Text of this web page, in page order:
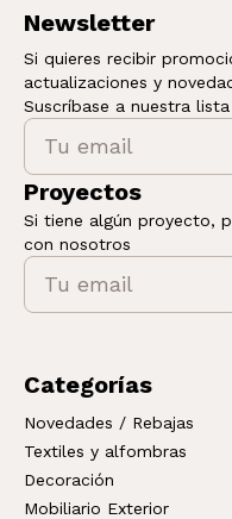
Newsletter
Si quieres recibir
actualizaciones y
Suscríbase a nuestra
Proyectos
Si tiene algún proyecto,
con nosotros
Categorías
Novedades / Rebajas
Textiles y alfombras
Decoración
Mobiliario Exterior